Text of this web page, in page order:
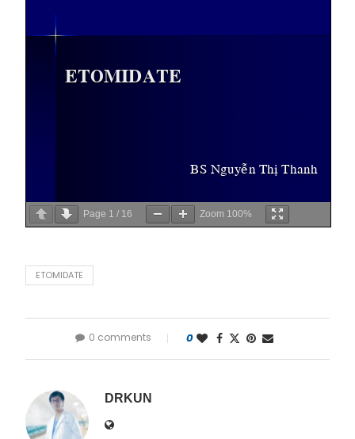
Page 1 / 16 Zoom 100%
ETOMIDATE
0 comments 0
DRKUN